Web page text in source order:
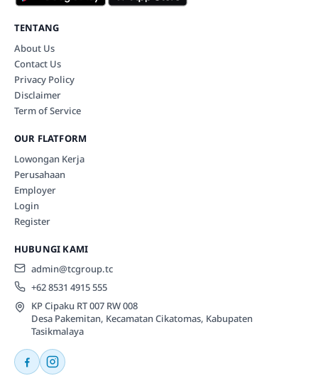
TENTANG
About Us
Contact Us
Privacy Policy
Disclaimer
Term of Service
OUR FLATFORM
Lowongan Kerja
Perusahaan
Employer
Login
Register
HUBUNGI KAMI
admin@tcgroup.tc
+62 8531 4915 555
KP Cipaku RT 007 RW 008
Desa Pakemitan, Kecamatan Cikatomas, Kabupaten
Tasikmalaya